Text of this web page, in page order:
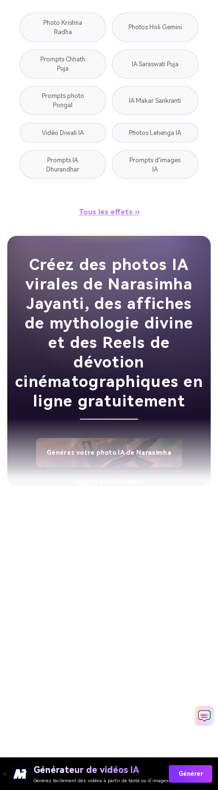
Photo Krishna
Radha
Photos Holi Gemini
Prompts Chhath
Puja
IA Saraswati Puja
Prompts photo
Pongal
IA Makar Sankranti
Vidéo Diwali IA Photos Lehenga IA
Prompts IA
Dhurandhar
Prompts d'images
IA
Tous les effets ››
Créez des photos IA
virales de Narasimha
Jayanti, des affiches
de mythologie divine
et des Reels de
dévotion
cinématographiques en
ligne gratuitement
Générez votre photo IA de Narasimha
Générateur de vidéos IA
Générez facilement des vidéos à partir de texte ou d’images
Générer